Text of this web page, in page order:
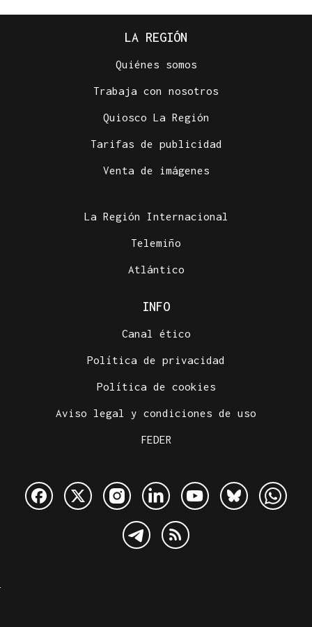
LA REGIÓN
Quiénes somos
Trabaja con nosotros
Quiosco La Región
Tarifas de publicidad
Venta de imágenes
La Región Internacional
Telemiño
Atlántico
INFO
Canal ético
Política de privacidad
Política de cookies
Aviso legal y condiciones de uso
FEDER